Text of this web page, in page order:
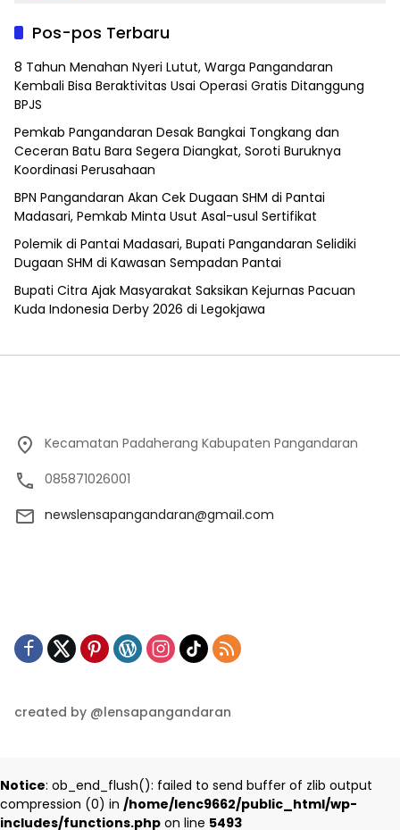
Pos-pos Terbaru
8 Tahun Menahan Nyeri Lutut, Warga Pangandaran
Kembali Bisa Beraktivitas Usai Operasi Gratis Ditanggung
BPJS
Pemkab Pangandaran Desak Bangkai Tongkang dan
Ceceran Batu Bara Segera Diangkat, Soroti Buruknya
Koordinasi Perusahaan
BPN Pangandaran Akan Cek Dugaan SHM di Pantai
Madasari, Pemkab Minta Usut Asal-usul Sertifikat
Polemik di Pantai Madasari, Bupati Pangandaran Selidiki
Dugaan SHM di Kawasan Sempadan Pantai
Bupati Citra Ajak Masyarakat Saksikan Kejurnas Pacuan
Kuda Indonesia Derby 2026 di Legokjawa
Kecamatan Padaherang Kabupaten Pangandaran
085871026001
newslensapangandaran@gmail.com
created by @lensapangandaran
Notice: ob_end_flush(): failed to send buffer of zlib output
compression (0) in /home/lenc9662/public_html/wp-
includes/functions.php on line 5493